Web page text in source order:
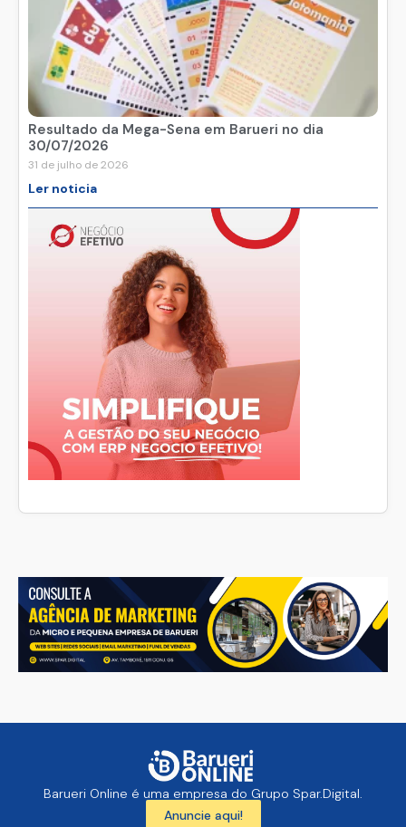
Resultado da Mega-Sena em Barueri no dia
30/07/2026
31 de julho de 2026
Ler noticia
Barueri Online é uma empresa do Grupo Spar.Digital.
Anuncie aqui!